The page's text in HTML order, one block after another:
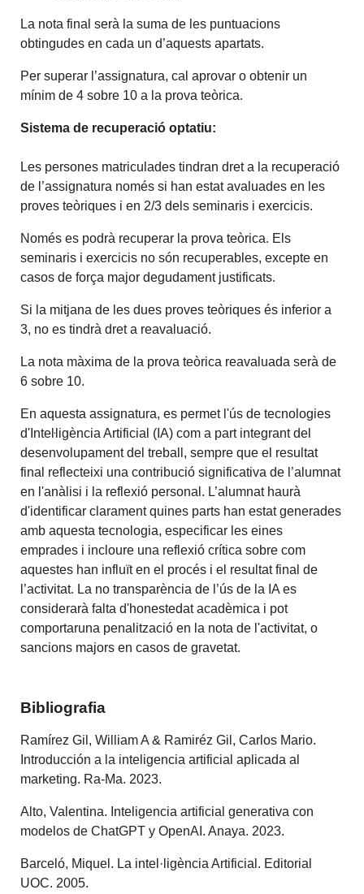
La nota final serà la suma de les puntuacions
obtingudes en cada un d’aquests apartats.
Per superar l’assignatura, cal aprovar o obtenir un
mínim de 4 sobre 10 a la prova teòrica.
Sistema de recuperació optatiu:
Les persones matriculades tindran dret a la recuperació
de l’assignatura només si han estat avaluades en les
proves teòriques i en 2/3 dels seminaris i exercicis.
Només es podrà recuperar la prova teòrica. Els
seminaris i exercicis no són recuperables, excepte en
casos de força major degudament justificats.
Si la mitjana de les dues proves teòriques és inferior a
3, no es tindrà dret a reavaluació.
La nota màxima de la prova teòrica reavaluada serà de
6 sobre 10.
En aquesta assignatura, es permet l'ús de tecnologies
d'Inteŀligència Artificial (IA) com a part integrant del
desenvolupament del treball, sempre que el resultat
final reflecteixi una contribució significativa de l’alumnat
en l'anàlisi i la reflexió personal. L’alumnat haurà
d'identificar clarament quines parts han estat generades
amb aquesta tecnologia, especificar les eines
emprades i incloure una reflexió crítica sobre com
aquestes han influït en el procés i el resultat final de
l’activitat. La no transparència de l’ús de la IA es
considerarà falta d'honestedat acadèmica i pot
comportaruna penalització en la nota de l'activitat, o
sancions majors en casos de gravetat.
Bibliografia
Ramírez Gil, William A & Ramiréz Gil, Carlos Mario.
Introducción a la inteligencia artificial aplicada al
marketing. Ra-Ma. 2023.
Alto, Valentina. Inteligencia artificial generativa con
modelos de ChatGPT y OpenAI. Anaya. 2023.
Barceló, Miquel. La intel·ligència Artificial. Editorial
UOC. 2005.